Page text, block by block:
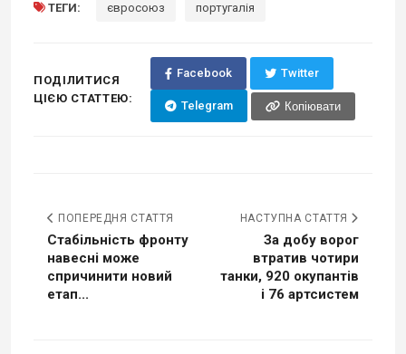
ТЕГИ: євросоюз португалія
ПОДІЛИТИСЯ
ЦІЄЮ СТАТТЕЮ:
Facebook Twitter
Telegram Копіювати
ПОПЕРЕДНЯ СТАТТЯ
Стабільність фронту
навесні може
спричинити новий
етап...
НАСТУПНА СТАТТЯ
За добу ворог
втратив чотири
танки, 920 окупантів
і 76 артсистем